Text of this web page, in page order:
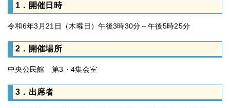
1．開催日時
令和6年3月21日（木曜日）午後3時30分～午後5時25分
2．開催場所
中央公民館 第3・4集会室
3．出席者